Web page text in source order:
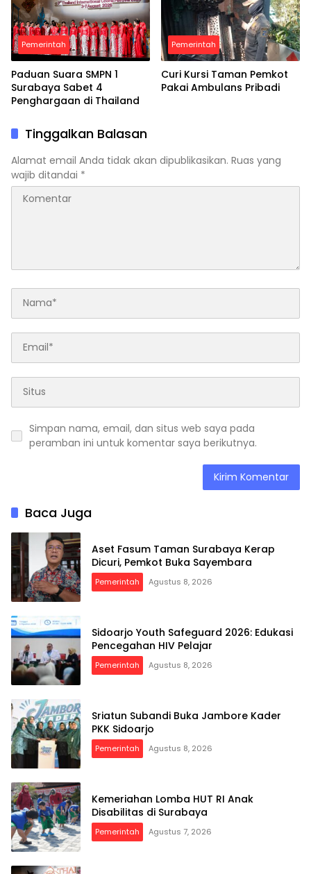
Pemerintah
Paduan Suara SMPN 1
Surabaya Sabet 4
Penghargaan di Thailand
Pemerintah
Curi Kursi Taman Pemkot
Pakai Ambulans Pribadi
Tinggalkan Balasan
Alamat email Anda tidak akan dipublikasikan. Ruas yang
wajib ditandai *
Simpan nama, email, dan situs web saya pada
peramban ini untuk komentar saya berikutnya.
Baca Juga
Aset Fasum Taman Surabaya Kerap
Dicuri, Pemkot Buka Sayembara
Pemerintah Agustus 8, 2026
Sidoarjo Youth Safeguard 2026: Edukasi
Pencegahan HIV Pelajar
Pemerintah Agustus 8, 2026
Sriatun Subandi Buka Jambore Kader
PKK Sidoarjo
Pemerintah Agustus 8, 2026
Kemeriahan Lomba HUT RI Anak
Disabilitas di Surabaya
Pemerintah Agustus 7, 2026